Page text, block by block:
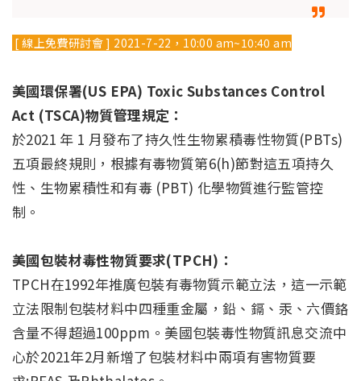
[ 線上免費研討會 ] 2021-7-22，10:00 am~10:40 am
美國環保署(US EPA) Toxic Substances Control
Act (TSCA)物質管理規定：
於2021 年 1 月發布了持久性生物累積毒性物質(PBTs)
五項最終規則，根據有毒物質第6(h)節對這五項持久
性、生物累積性和有毒 (PBT) 化學物質進行監管控
制。
美國包裝材毒性物質要求(TPCH)：
TPCH在1992年推廣包裝有毒物質示範立法，這一示範
立法限制包裝材料中四種重金屬，鉛、鎘、汞、六價鉻
含量不得超過100ppm。美國包裝毒性物質訊息交流中
心於2021年2月新增了包裝材料中兩項有害物質要